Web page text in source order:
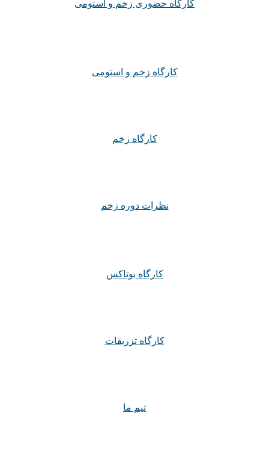
کارگاه زخم و استومی
کارگاه زخم
نظرات دوره زخم
کارگاه بوتاکس
کارگاه تزریقات
تیم ما